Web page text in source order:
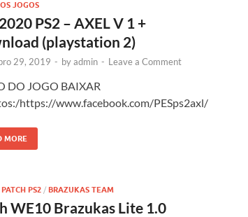
JOGOS
PS2 – AXEL V 1 +
(playstation 2)
29, 2019 - byadmin - Leave a Comment
DO JOGO BAIXAR
https://www.facebook.com/PESps2axl/
MORE
PS2 / BRAZUKAS TEAM
WE10 Brazukas Lite 1.0